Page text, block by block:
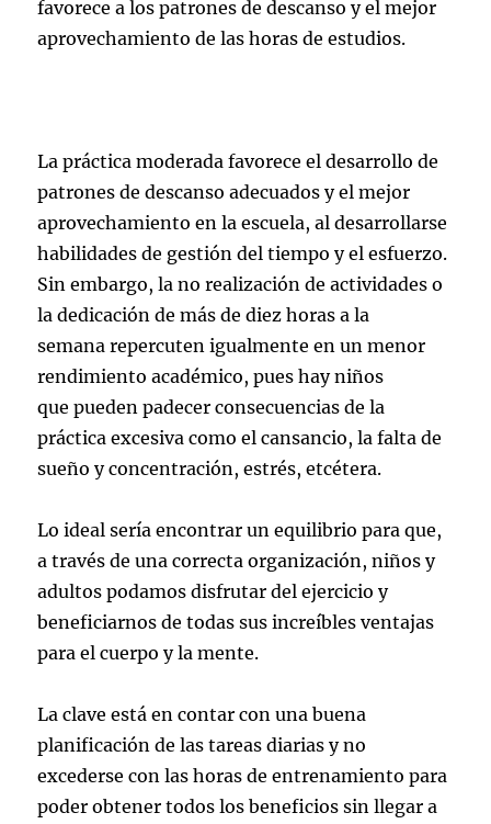
favorece a los patrones de descanso y el mejor
aprovechamiento de las horas de estudios.
La práctica moderada favorece el desarrollo de
patrones de descanso adecuados y el mejor
aprovechamiento en la escuela, al desarrollarse
habilidades de gestión del tiempo y el esfuerzo.
Sin embargo, la no realización de actividades o
la dedicación de más de diez horas a la
semana repercuten igualmente en un menor
rendimiento académico, pues hay niños
que pueden padecer consecuencias de la
práctica excesiva como el cansancio, la falta de
sueño y concentración, estrés, etcétera.
Lo ideal sería encontrar un equilibrio para que,
a través de una correcta organización, niños y
adultos podamos disfrutar del ejercicio y
beneficiarnos de todas sus increíbles ventajas
para el cuerpo y la mente.
La clave está en contar con una buena
planificación de las tareas diarias y no
excederse con las horas de entrenamiento para
poder obtener todos los beneficios sin llegar a